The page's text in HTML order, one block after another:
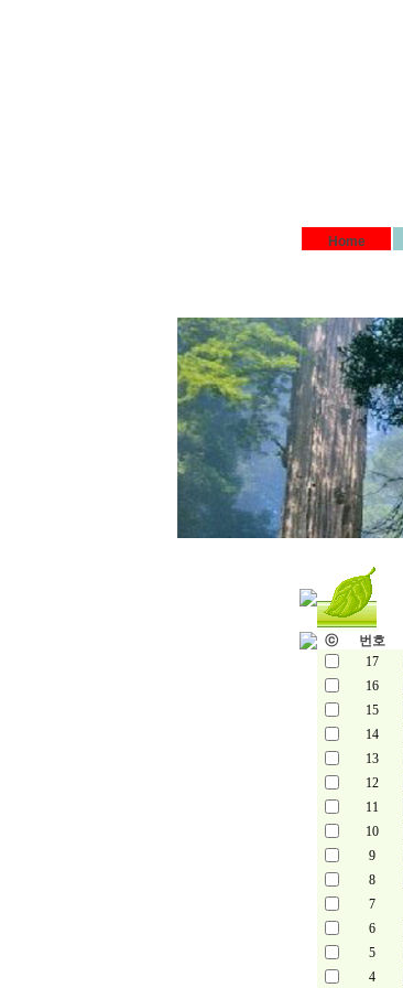
Home
ⓒ 번호
17
16
15
14
13
12
11
10
9
8
7
6
5
4